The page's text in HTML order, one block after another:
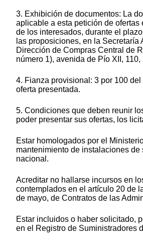
3. Exhibición de documentos: La
aplicable a esta petición de ofertas
de los interesados, durante el
las proposiciones, en la Secretaría
Dirección de Compras Central de
número 1), avenida de Pío XII,
4. Fianza provisional: 3 por 100
oferta presentada.
5. Condiciones que deben reunir
poder presentar sus ofertas, los
Estar homologados por el
mantenimiento de instalaciones
nacional.
Acreditar no hallarse incursos en
contemplados en el artículo 20 de
de mayo, de Contratos de las
Estar incluidos o haber solicitado,
en el Registro de Suministradores